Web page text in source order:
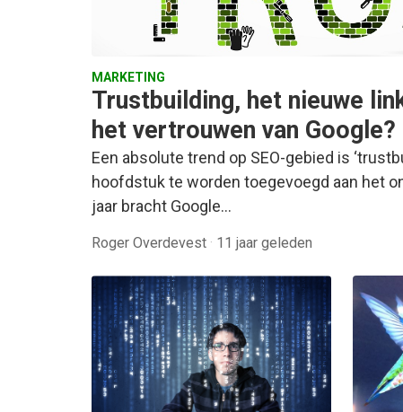
MARKETING
Trustbuilding, het nieuwe
het vertrouwen van Google?
Een absolute trend op SEO-gebied is
hoofdstuk te worden toegevoegd aan het
jaar bracht Google…
Roger Overdevest · 11 jaar geleden